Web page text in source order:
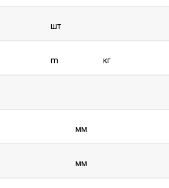
шт
m кг
мм
мм